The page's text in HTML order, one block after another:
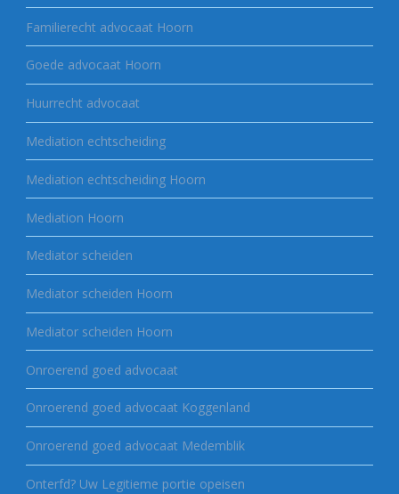
Familierecht advocaat Hoorn
Goede advocaat Hoorn
Huurrecht advocaat
Mediation echtscheiding
Mediation echtscheiding Hoorn
Mediation Hoorn
Mediator scheiden
Mediator scheiden Hoorn
Mediator scheiden Hoorn
Onroerend goed advocaat
Onroerend goed advocaat Koggenland
Onroerend goed advocaat Medemblik
Onterfd? Uw Legitieme portie opeisen